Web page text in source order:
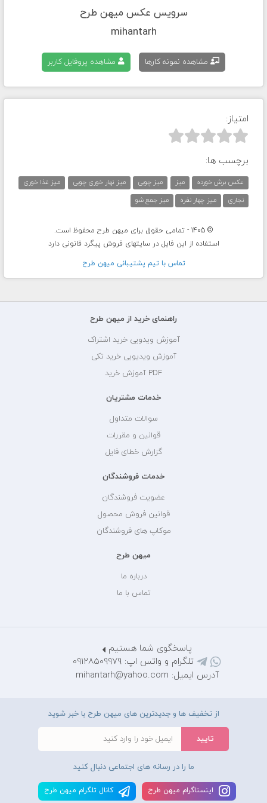
سرویس عکس میهن طرح
mihantarh
مشاهده نمونه کارها مشاهده پروفایل کاربر
امتیاز:



برچسب ها:
عکس برش خورده میز میز چوبی میز نهار خوری چوبی
میز غذا خوری
نجاری
میز چهار نفره میز جمع شو
© 1405 - تمامی حقوق برای میهن طرح محفوظ است.
استفاده از این فایل در سایتهای فروش پیگرد قانونی دارد
تماس با تيم پشتيبانی ميهن طرح
راهنمای خرید از میهن طرح
آموزش ویدویی خرید اشتراک
آموزش ویدیویی خرید تکی
PDF آموزش خرید
خدمات مشتریان
سوالات متداول
قوانین و مقررات
گزارش خطای فایل
خدمات فروشندگان
عضویت فروشندگان
قوانین فروش محصول
موکاپ های فروشندگان
میهن طرح
درباره ما
تماس با ما
پاسخگوی شما هستیم
تلگرام و واتس اپ: 09128509979
آدرس ایمیل: mihantarh@yahoo.com
از تخفیف ها و جدیدترین های میهن طرح با خبر شوید
ما را در رسانه های اجتماعی دنبال کنید
اينستاگرام ميهن طرح کانال تلگرام ميهن طرح